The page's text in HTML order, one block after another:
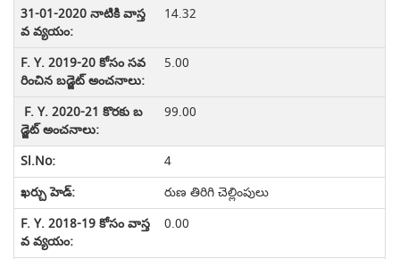
14.32
5.00
99.00
4
రుణ తిరిగి చెల్లింపులు
0.00